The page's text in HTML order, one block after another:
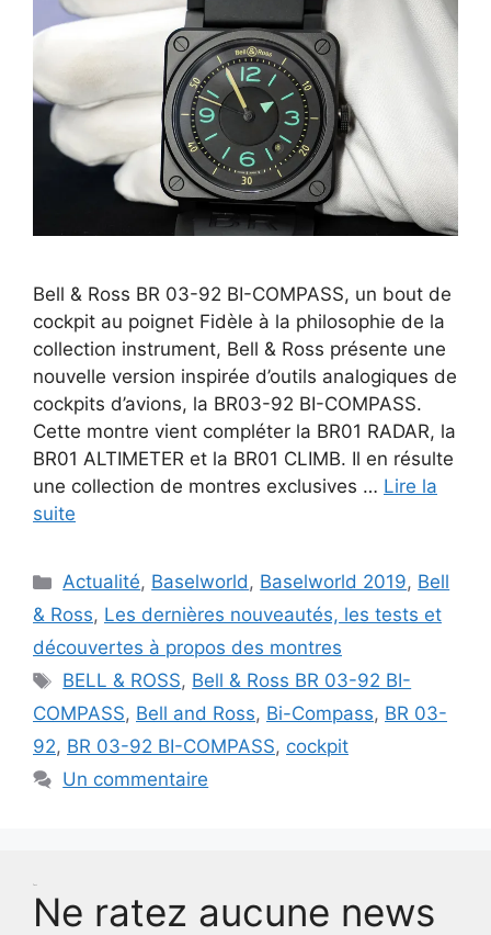
Bell & Ross BR 03-92 BI-COMPASS, un bout de
cockpit au poignet Fidèle à la philosophie de la
collection instrument, Bell & Ross présente une
nouvelle version inspirée d’outils analogiques de
cockpits d’avions, la BR03-92 BI-COMPASS.
Cette montre vient compléter la BR01 RADAR, la
BR01 ALTIMETER et la BR01 CLIMB. Il en résulte
une collection de montres exclusives … Lire la
suite
Catégories
Actualité, Baselworld, Baselworld 2019, Bell
& Ross, Les dernières nouveautés, les tests et
découvertes à propos des montres
Étiquettes
BELL & ROSS, Bell & Ross BR 03-92 BI-
COMPASS, Bell and Ross, Bi-Compass, BR 03-
92, BR 03-92 BI-COMPASS, cockpit
Un commentaire
Test
Ne ratez aucune news